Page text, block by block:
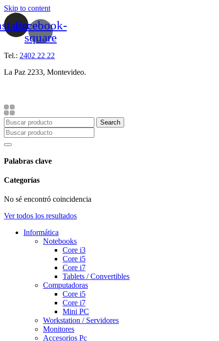
Skip to content
Facebook-
square
Tel.: 2402 22 22
La Paz 2233, Montevideo.
Search
Palabras clave
Categorías
No sé encontró coincidencia
Ver todos los resultados
Informática
Notebooks
Core i3
Core i5
Core i7
Tablets / Convertibles
Computadoras
Core i5
Core i7
Mini PC
Workstation / Servidores
Monitores
Accesorios Pc